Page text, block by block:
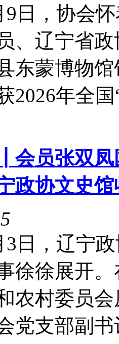
9日，协会
、辽宁省
东蒙博物
2026年全
会员张双凤
政协文史
3日，辽宁
徐徐展开
农村委员
党支部副